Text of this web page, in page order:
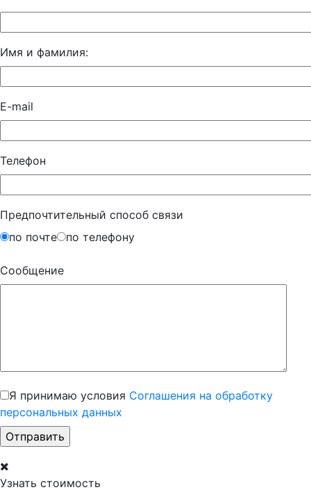
Имя и фамилия:
E-mail
Телефон
Предпочтительный способ связи
по почте
по телефону
Сообщение
Я принимаю условия Соглашения на обработку
персональных данных
Узнать стоимость